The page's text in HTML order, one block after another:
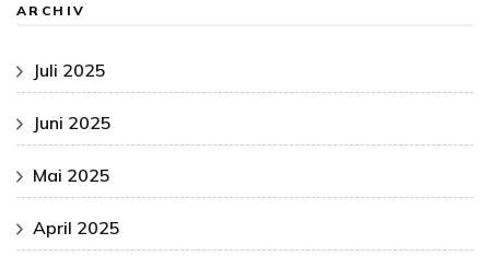
ARCHIV
Juli 2025
Juni 2025
Mai 2025
April 2025